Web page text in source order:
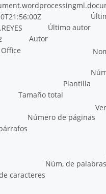
Último autor
Autor
Plantilla
Tamaño total
Número de páginas
Núm, de palabras
caracteres